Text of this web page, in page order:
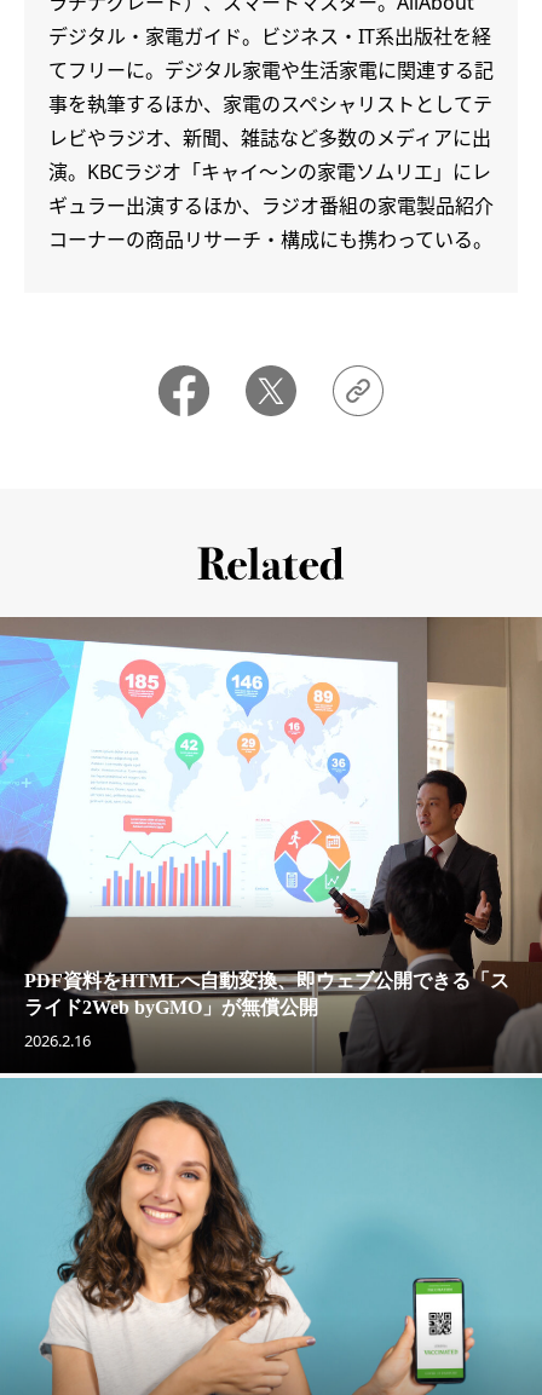
デジタル・家電ガイド。ビジネス・IT系出版社を経
てフリーに。デジタル家電や生活家電に関連する記
事を執筆するほか、家電のスペシャリストとしてテ
レビやラジオ、新聞、雑誌など多数のメディアに出
演。KBCラジオ「キャイ～ンの家電ソムリエ」にレ
ギュラー出演するほか、ラジオ番組の家電製品紹介
コーナーの商品リサーチ・構成にも携わっている。
PDF資料をHTMLへ自動変換、即ウェブ公開できる「ス
ライド2Web byGMO」が無償公開
2026.2.16